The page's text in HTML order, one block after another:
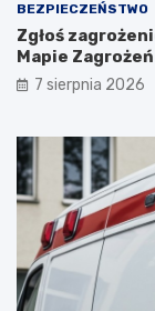
BEZPIECZEŃSTWO
Zgłoś
Mapie
7 sierpnia 2026